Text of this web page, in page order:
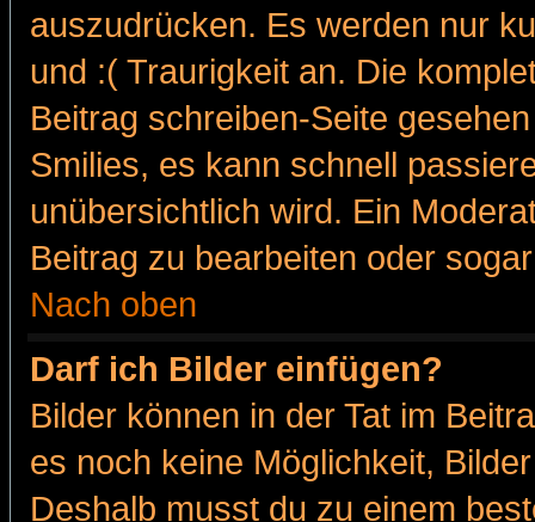
auszudrücken. Es werden nur
und :( Traurigkeit an. Die
Beitrag schreiben-Seite
Smilies, es kann schnell
unübersichtlich wird. Ein
Beitrag zu bearbeiten oder
Nach oben
Darf ich Bilder einfügen?
Bilder können in der Tat im
es noch keine Möglichkeit,
Deshalb musst du zu einem